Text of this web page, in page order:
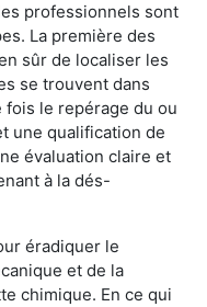
professionnels sont
La première des
sûr de localiser les
se trouvent dans
le repérage du ou
une qualification de
évaluation claire et
à la dés-
éradiquer le
et de la
chimique. En ce qui